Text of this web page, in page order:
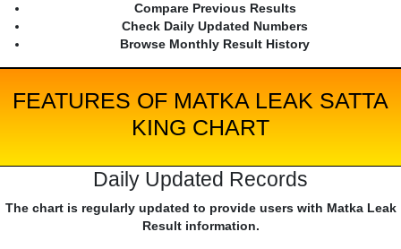
Compare Previous Results
Check Daily Updated Numbers
Browse Monthly Result History
FEATURES OF MATKA LEAK SATTA
KING CHART
Daily Updated Records
The chart is regularly updated to provide users with Matka Leak
Result information.